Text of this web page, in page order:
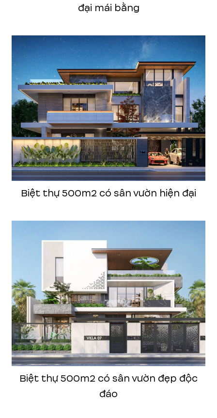
đại mái bằng
Biệt thự 500m2 có sân vườn hiện đại
Biệt thự 500m2 có sân vườn đẹp độc
đáo